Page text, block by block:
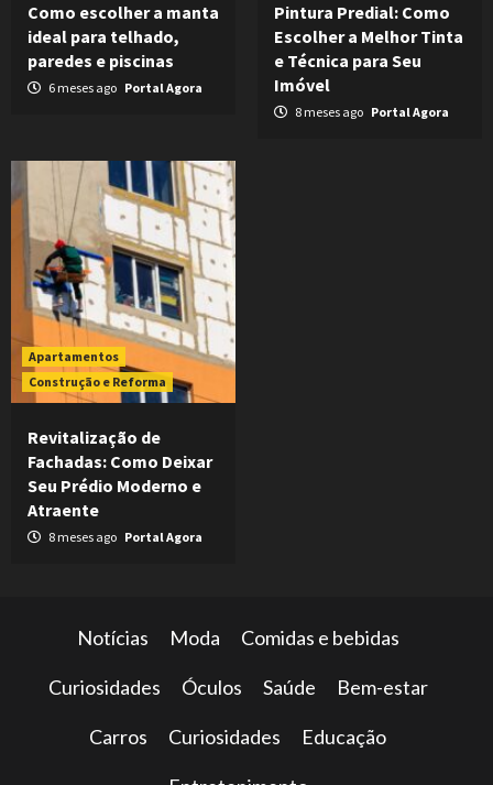
Como escolher a manta
ideal para telhado,
paredes e piscinas
6 meses ago Portal Agora
Pintura Predial: Como
Escolher a Melhor Tinta
e Técnica para Seu
Imóvel
8 meses ago Portal Agora
Apartamentos
Construção e Reforma
Revitalização de
Fachadas: Como Deixar
Seu Prédio Moderno e
Atraente
8 meses ago Portal Agora
Notícias Moda Comidas e bebidas
Curiosidades Óculos Saúde Bem-estar
Carros Curiosidades Educação